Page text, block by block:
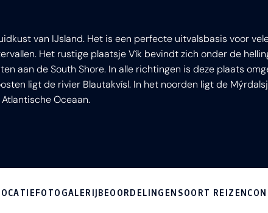
van IJsland. Het is een perfecte uitvalsbasis voor
Het rustige plaatsje Vík bevindt zich onder de
aan de South Shore. In alle richtingen is deze plaats
ligt de rivier Blautakvísl. In het noorden ligt de
Oceaan.
FOTOGALERIJBEOORDELINGEN SOORT REIZEN